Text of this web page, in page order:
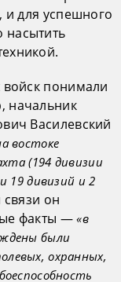
для успешного
насытить
понимали
начальник
Василевский
востоке
(194 дивизии
19 дивизий и 2
связи он
факты —«в
были
охранных,